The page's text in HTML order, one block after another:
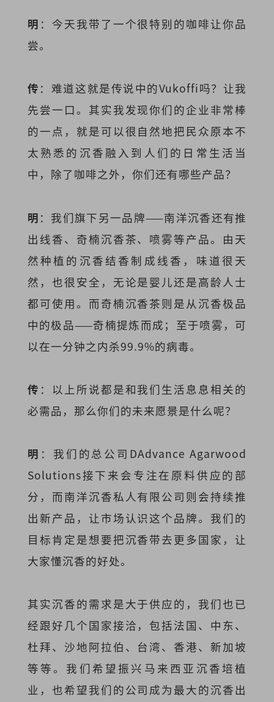
明 ：今天我带了一个很特别的咖啡让你品
尝。
传 ：难道这就是传说中的Vukoffi吗？让我
先尝一口。其实我发现你们的企业非常棒
的一点，就是可以很自然地把民众原本不
太熟悉的沉香融入到人们的日常生活当
中，除了咖啡之外，你们还有哪些产品？
明 ：我们旗下另一品牌——南洋沉香还有推
出线香、奇楠沉香茶、喷雾等产品。由天
然种植的沉香结香制成线香，味道很天
然，也很安全，无论是婴儿还是高龄人士
都可使用。而奇楠沉香茶则是从沉香极品
中的极品——奇楠提炼而成；至于喷雾，可
以在一分钟之内杀99.9%的病毒。
传 ：以上所说都是和我们生活息息相关的
必需品，那么你们的未来愿景是什么呢？
明 ：我们的总公司DAdvance Agarwood
Solutions接下来会专注在原料供应的部
分，而南洋沉香私人有限公司则会持续推
出新产品，让市场认识这个品牌。我们的
目标肯定是想要把沉香带去更多国家，让
大家懂沉香的好处。
其实沉香的需求是大于供应的，我们也已
经跟好几个国家接洽，包括法国、中东、
杜拜、沙地阿拉伯、台湾、香港、新加坡
等等。我们希望振兴马来西亚沉香培植
业，也希望我们的公司成为最大的沉香出